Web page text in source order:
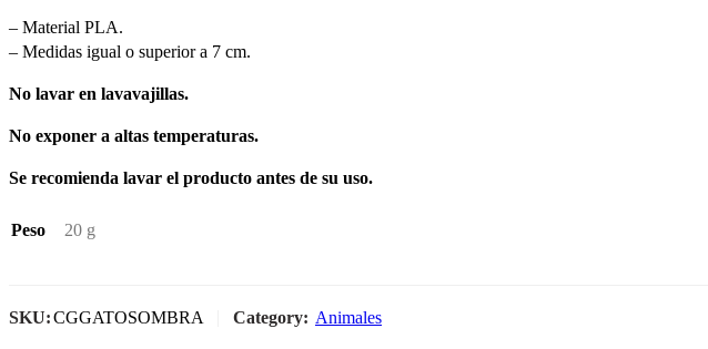
– Material PLA.
– Medidas igual o superior a 7 cm.
No lavar en lavavajillas.
No exponer a altas temperaturas.
Se recomienda lavar el producto antes de su uso.
Peso 20 g
SKU:CGGATOSOMBRA Category: Animales